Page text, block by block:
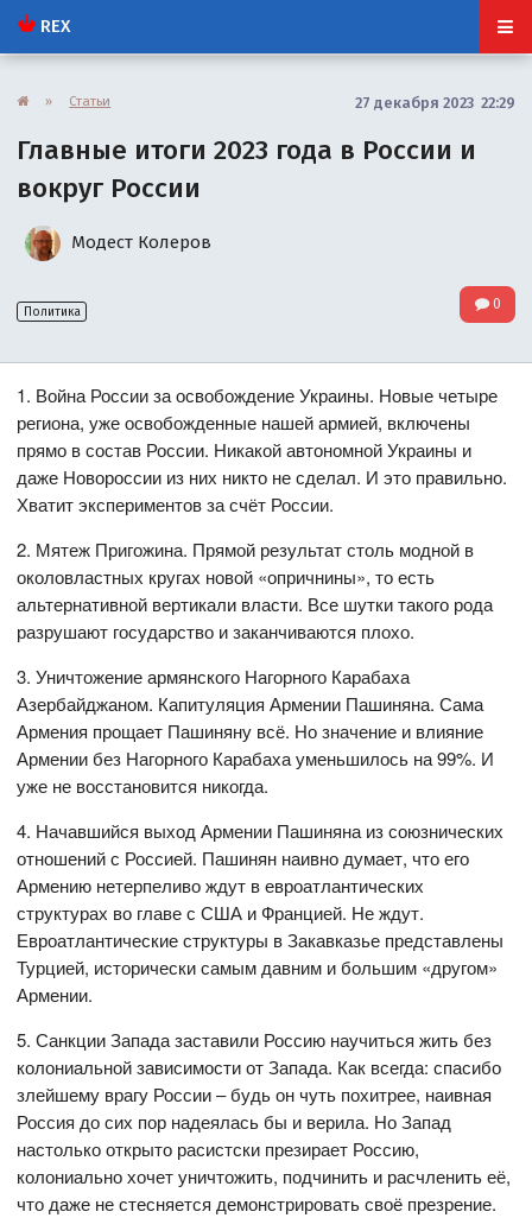
REX
» Статьи 27 декабря 2023 22:29
Главные итоги 2023 года в России и
вокруг России
Модест Колеров
Политика 0
1. Война России за освобождение Украины. Новые четыре
региона, уже освобожденные нашей армией, включены
прямо в состав России. Никакой автономной Украины и
даже Новороссии из них никто не сделал. И это правильно.
Хватит экспериментов за счёт России.
2. Мятеж Пригожина. Прямой результат столь модной в
околовластных кругах новой «опричнины», то есть
альтернативной вертикали власти. Все шутки такого рода
разрушают государство и заканчиваются плохо.
3. Уничтожение армянского Нагорного Карабаха
Азербайджаном. Капитуляция Армении Пашиняна. Сама
Армения прощает Пашиняну всё. Но значение и влияние
Армении без Нагорного Карабаха уменьшилось на 99%. И
уже не восстановится никогда.
4. Начавшийся выход Армении Пашиняна из союзнических
отношений с Россией. Пашинян наивно думает, что его
Армению нетерпеливо ждут в евроатлантических
структурах во главе с США и Францией. Не ждут.
Евроатлантические структуры в Закавказье представлены
Турцией, исторически самым давним и большим «другом»
Армении.
5. Санкции Запада заставили Россию научиться жить без
колониальной зависимости от Запада. Как всегда: спасибо
злейшему врагу России – будь он чуть похитрее, наивная
Россия до сих пор надеялась бы и верила. Но Запад
настолько открыто расистски презирает Россию,
колониально хочет уничтожить, подчинить и расчленить её,
что даже не стесняется демонстрировать своё презрение.